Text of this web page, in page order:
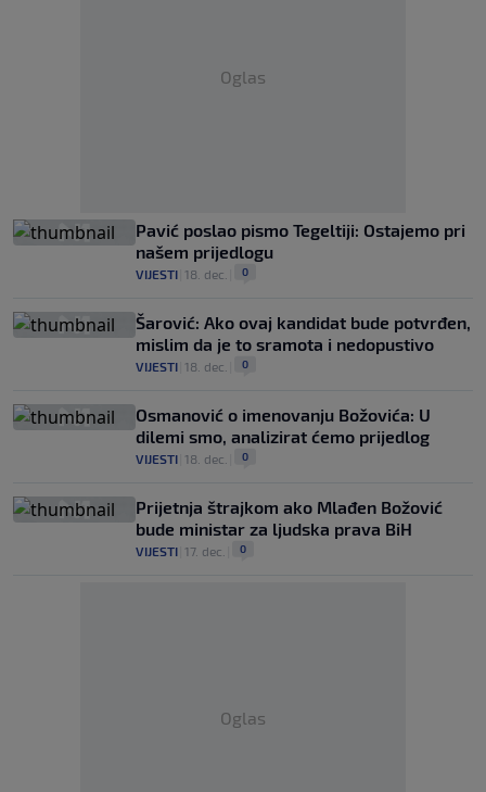
Oglas
Pavić poslao pismo Tegeltiji: Ostajemo pri
našem prijedlogu
VIJESTI 18. dec. 0
Šarović: Ako ovaj kandidat bude potvrđen,
mislim da je to sramota i nedopustivo
VIJESTI 18. dec. 0
Osmanović o imenovanju Božovića: U
dilemi smo, analizirat ćemo prijedlog
VIJESTI 18. dec. 0
Prijetnja štrajkom ako Mlađen Božović
bude ministar za ljudska prava BiH
VIJESTI 17. dec. 0
Oglas